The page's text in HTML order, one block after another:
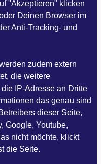
"Akzeptieren" klicken
Deinen Browser im
Anti-Tracking- und
zudem extern
die weitere
IP-Adresse an Dritte
das genau sind
dieser Seite,
Google, Youtube,
nicht möchte, klickt
die Seite.